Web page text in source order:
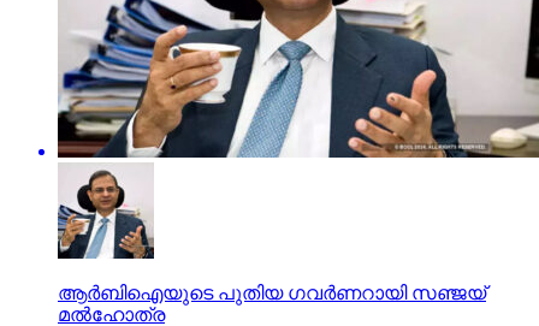
ആര്‍ബിഐയുടെ പുതിയ ഗവര്‍ണറായി സഞ്ജയ്
മല്‍ഹോത്ര